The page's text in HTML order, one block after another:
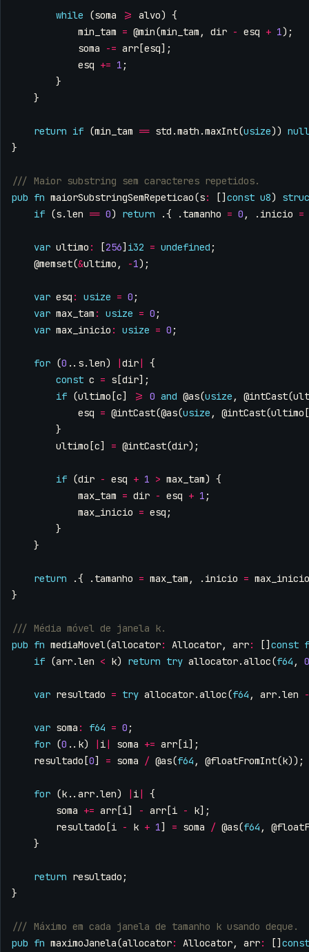
while (soma >= alvo) {
min_tam = @min(min_tam , dir - esq + 1);
soma
-= arr [esq];
esq += 1 ;
}
}
return if (min_tam == std .math .maxInt(usize)) null
}
pub fn maiorSubstringSemRepeticao(s: [] const u8)
if (s.len == 0) return .{ . tamanho = 0 , . inicio =
var ultimo : [256] i32 = undefined ;
@memset(&ultimo , -1);
var esq : usize = 0 ;
var max_tam : usize = 0 ;
var max_inicio : usize = 0 ;
for (0 .. s.len) |dir|
{
const c = s [dir];
if (ultimo [c] >= 0 and @as(usize , @intCast(
esq = @intCast(@as(usize , @intCast(ultimo [
}
ultimo [c] = @intCast(dir);
if (dir - esq + 1 > max_tam) {
max_tam = dir - esq + 1 ;
max_inicio = esq ;
}
}
return .{ . tamanho = max_tam , . inicio = max_inicio
}
pub fn mediaMovel(allocator: Allocator, arr: [] const
if (arr.len < k) return try allocator.alloc(f64 , 0
var resultado = try allocator.alloc(f64 , arr.len -
var soma : f64 = 0 ;
for (0 .. k) | i| soma += arr [i];
resultado [0] = soma / @as(f64 , @floatFromInt(k));
for (k .. arr.len) | i|
{
soma += arr [i] - arr [i - k];
resultado [i - k + 1] = soma / @as(f64 ,
}
return resultado ;
}
pub fn maximoJanela(allocator: Allocator, arr: [] const